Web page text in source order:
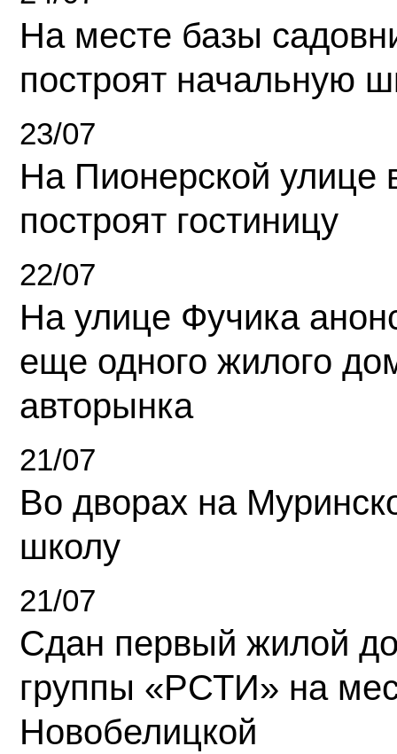
На месте базы
построят начальную
23/07
На Пионерской улице
построят гостиницу
22/07
На улице Фучика
еще одного жилого
авторынка
21/07
Во дворах на
школу
21/07
Сдан первый жилой
группы «РСТИ» на
Новобелицкой